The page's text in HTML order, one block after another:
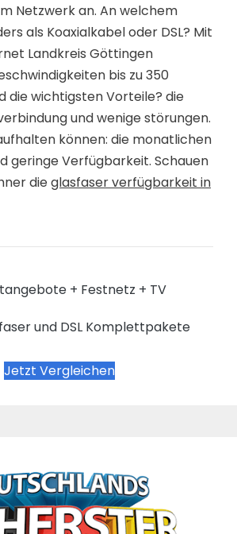
Netzwerk an. An welchem
als Koaxialkabel oder DSL? Mit
Landkreis Göttingen
bis zu 350
die wichtigsten Vorteile? die
und wenige störungen.
können: die monatlichen
geringe Verfügbarkeit. Schauen
dieglasfaser verfügbarkeit in
+ Festnetz + TV
und DSL Komplettpakete
Jetzt Vergleichen